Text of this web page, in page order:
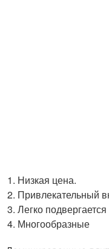
Низкая цена.
Привлекательный
Легко
Многообразные